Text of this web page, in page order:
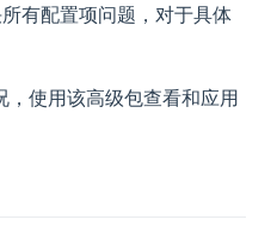
有配置项问题，对于具体
，使用该高级包查看和应用